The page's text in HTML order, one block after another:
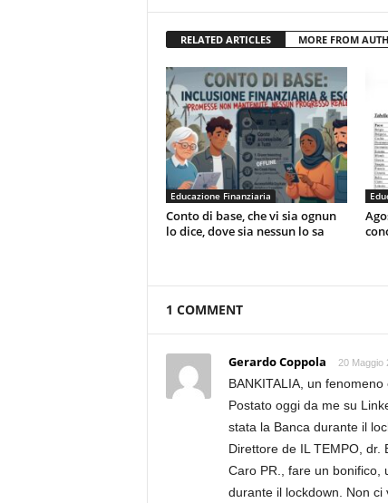
RELATED ARTICLES MORE FROM
Educazione Finanziaria
Conto di base, che vi sia ognun
lo dice, dove sia nessun lo sa
1 COMMENT
Gerardo Coppola 20 Maggio
BANKITALIA, un fenomeno
Postato oggi da me su
stata la Banca durante il
Direttore de IL TEMPO, dr.
Caro PR., fare un bonifico,
durante il lockdown. Non